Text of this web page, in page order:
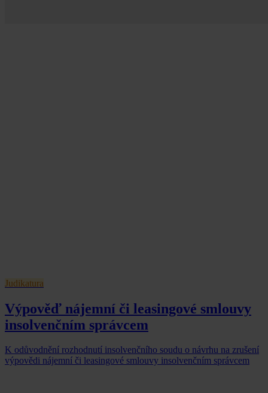
Judikatura
Výpověď nájemní či leasingové smlouvy
insolvenčním správcem
K odůvodnění rozhodnutí insolvenčního soudu o návrhu na zrušení
výpovědi nájemní či leasingové smlouvy insolvenčním správcem